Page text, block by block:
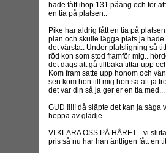
hade fått ihop 131 påäng och för
en tia på platsen..
Pike har aldrig fått en tia på
plan och skulle lägga plats ja
det värsta.. Under platsligning så
röd kon som stod framför mig..
det dags att gå tillbaka tittar upp
Kom fram satte upp honom och
sen kom hon till mig hon sa att ja
det var din så ja ger er en tia med...
GUD !!!!! då släpte det kan ja säga
hoppa av glädje..
VI KLARA OSS PÅ HÅRET... vi
pris så nu har han äntligen fått en